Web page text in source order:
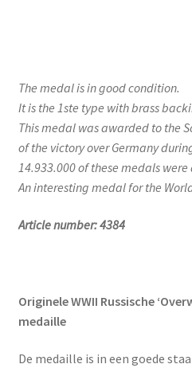
The medal is in good condition.
It is the 1ste type with brass
This medal was awarded to the
of the victory over Germany
14.933.000 of these medals
An interesting medal for the
Article number: 4384
Originele WWII Russische
medaille
De medaille is in een goede